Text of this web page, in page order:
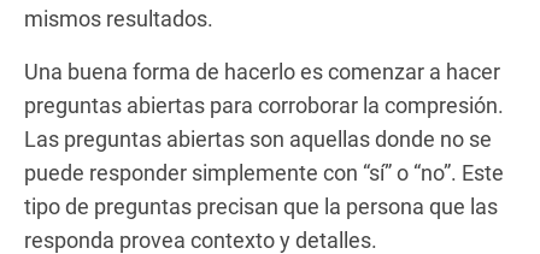
mismos resultados.
Una buena forma de hacerlo es comenzar a hacer
preguntas abiertas para corroborar la compresión.
Las preguntas abiertas son aquellas donde no se
puede responder simplemente con “sí” o “no”. Este
tipo de preguntas precisan que la persona que las
responda provea contexto y detalles.